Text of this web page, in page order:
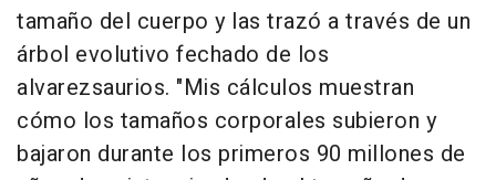
tamaño del cuerpo y las trazó a través de un
árbol evolutivo fechado de los
alvarezsaurios. "Mis cálculos muestran
cómo los tamaños corporales subieron y
bajaron durante los primeros 90 millones de